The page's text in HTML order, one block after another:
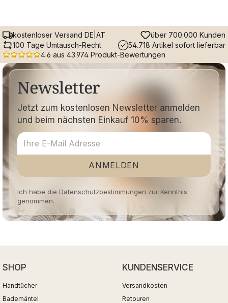
kostenloser Versand DE|AT
über 700.000 Kunden
100 Tage Umtausch-Recht
54.718 Artikel sofort lieferbar
4.6 aus 43.974 Produkt-Bewertungen
Newsletter
Jetzt zum kostenlosen Newsletter anmelden
und beim nächsten Einkauf 10% sparen.
ANMELDEN
Ich habe die Datenschutzbestimmungen zur Kenntnis
genommen.
SHOP
Handtücher
Bademäntel
KUNDENSERVICE
Versandkosten
Retouren